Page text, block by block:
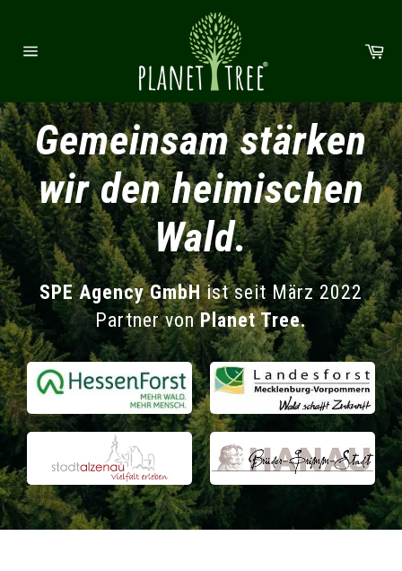
Gemeinsam stärken
wir den heimischen
Wald.
SPE Agency GmbHist seit März 2022
Partner vonPlanet Tree.